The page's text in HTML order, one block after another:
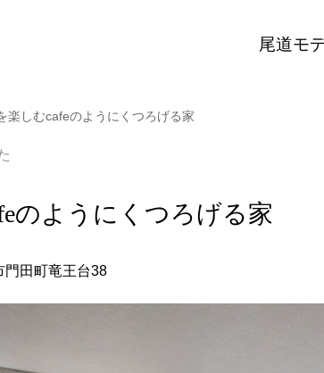
尾道モ
楽しむcafeのようにくつろげる家
のようにくつろげる家
門田町竜王台38